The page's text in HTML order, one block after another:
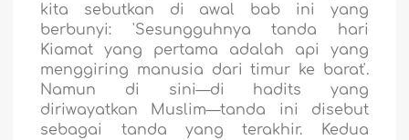
kita sebutkan di awal bab ini yang
berbunyi: 'Sesungguhnya tanda hari
Kiamat yang pertama adalah api yang
menggiring manusia dari timur ke barat'.
Namun di sini—di hadits yang
diriwayatkan Muslim—tanda ini disebut
sebagai tanda yang terakhir. Kedua